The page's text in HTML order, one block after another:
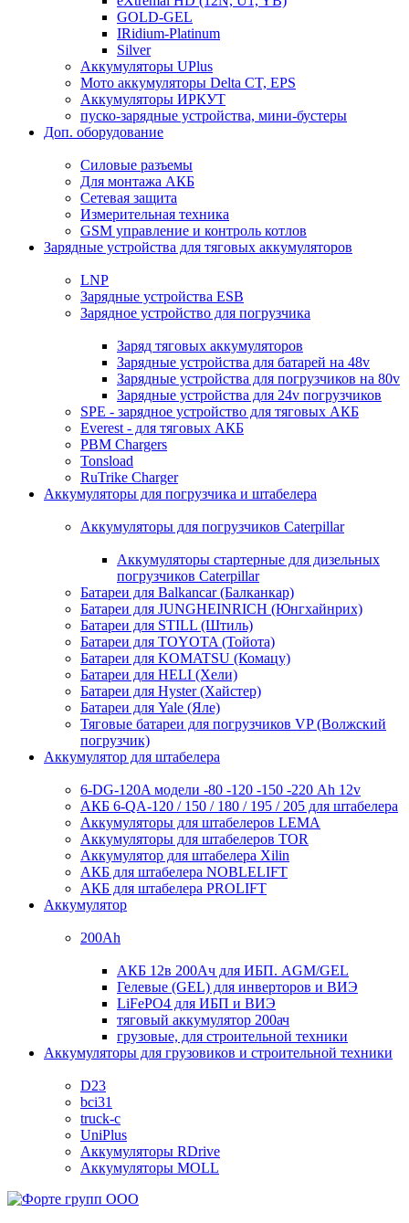
GOLD-GEL
IRidium-Platinum
Silver
Аккумуляторы UPlus
Мото аккумуляторы Delta CT, EPS
Аккумуляторы ИРКУТ
пуско-зарядные устройства, мини-бустеры
Доп. оборудование
Силовые разъемы
Для монтажа АКБ
Сетевая защита
Измерительная техника
GSM управление и контроль котлов
Зарядные устройства для тяговых аккумуляторов
LNP
Зарядные устройства ESB
Зарядное устройство для погрузчика
Заряд тяговых аккумуляторов
Зарядные устройства для батарей на 48v
Зарядные устройства для погрузчиков на 80v
Зарядные устройства для 24v погрузчиков
SPE - зарядное устройство для тяговых АКБ
Everest - для тяговых АКБ
PBM Chargers
Tonsload
RuTrike Charger
Аккумуляторы для погрузчика и штабелера
Аккумуляторы для погрузчиков Caterpillar
Аккумуляторы стартерные для дизельных
погрузчиков Caterpillar
Батареи для Balkancar (Балканкар)
Батареи для JUNGHEINRICH (Юнгхайнрих)
Батареи для STILL (Штиль)
Батареи для TOYOTA (Тойота)
Батареи для KOMATSU (Комацу)
Батареи для HELI (Хели)
Батареи для Hyster (Хайстер)
Батареи для Yale (Яле)
Тяговые батареи для погрузчиков VP (Волжский
погрузчик)
Аккумулятор для штабелера
6-DG-120A модели -80 -120 -150 -220 Ah 12v
АКБ 6-QA-120 / 150 / 180 / 195 / 205 для штабелера
Аккумуляторы для штабелеров LEMA
Аккумуляторы для штабелеров TOR
Аккумулятор для штабелера Xilin
АКБ для штабелера NOBLELIFT
АКБ для штабелера PROLIFT
Аккумулятор
200Ah
АКБ 12в 200Ач для ИБП. AGM/GEL
Гелевые (GEL) для инверторов и ВИЭ
LiFePO4 для ИБП и ВИЭ
тяговый аккумулятор 200ач
грузовые, для строительной техники
Аккумуляторы для грузовиков и строительной техники
D23
bci31
truck-c
UniPlus
Аккумуляторы RDrive
Аккумуляторы MOLL